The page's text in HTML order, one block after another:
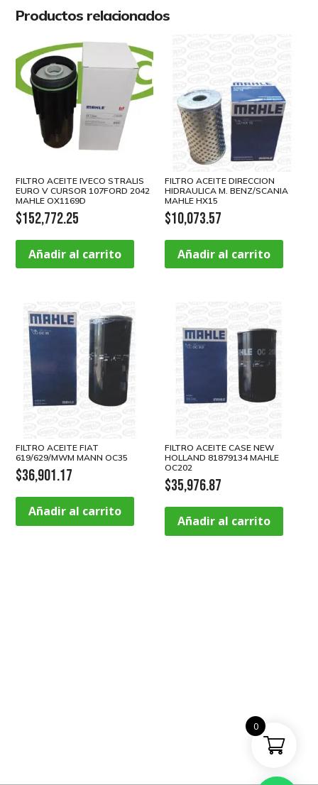
Productos relacionados
FILTRO ACEITE IVECO STRALIS
EURO V CURSOR 107FORD 2042
MAHLE OX1169D
$152,772.25
Añadir al carrito
FILTRO ACEITE DIRECCION
HIDRAULICA M. BENZ/SCANIA
MAHLE HX15
$10,073.57
Añadir al carrito
FILTRO ACEITE FIAT
619/629/MWM MANN OC35
$36,901.17
Añadir al carrito
FILTRO ACEITE CASE NEW
HOLLAND 81879134 MAHLE
OC202
$35,976.87
Añadir al carrito
0